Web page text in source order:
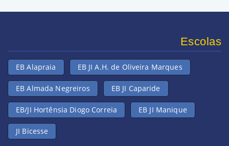
Escolas
EB Alapraia EB JI A.H. de Oliveira Marques
EB Almada Negreiros EB JI Caparide
EB/JI Hortênsia Diogo Correia EB JI Manique
JI Bicesse